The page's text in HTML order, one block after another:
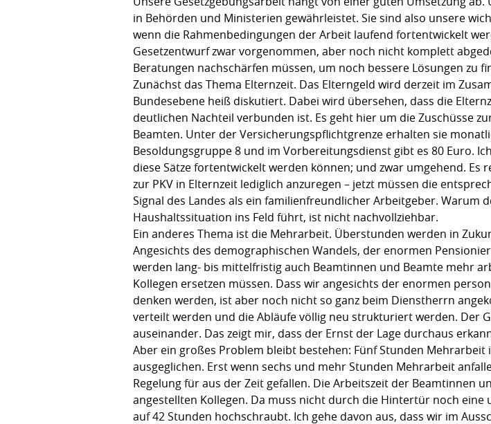
in Behörden und Ministerien gewährleistet. Sie sind also unsere
wenn die Rahmenbedingungen der Arbeit laufend fortentwickelt
Gesetzentwurf zwar vorgenommen, aber noch nicht komplett
Beratungen nachschärfen müssen, um noch bessere Lösungen zu
Zunächst das Thema Elternzeit. Das Elterngeld wird derzeit im
Bundesebene heiß diskutiert. Dabei wird übersehen, dass die
deutlichen Nachteil verbunden ist. Es geht hier um die Zuschüsse
Beamten. Unter der Versicherungspflichtgrenze erhalten sie
Besoldungsgruppe 8 und im Vorbereitungsdienst gibt es 80 Euro.
diese Sätze fortentwickelt werden können; und zwar umgehend.
zur PKV in Elternzeit lediglich anzuregen – jetzt müssen die
Signal des Landes als ein familienfreundlicher Arbeitgeber. Warum
Haushaltssituation ins Feld führt, ist nicht nachvollziehbar.
Ein anderes Thema ist die Mehrarbeit. Überstunden werden in
Angesichts des demographischen Wandels, der enormen
werden lang- bis mittelfristig auch Beamtinnen und Beamte mehr
Kollegen ersetzen müssen. Dass wir angesichts der enormen
denken werden, ist aber noch nicht so ganz beim Dienstherrn
verteilt werden und die Abläufe völlig neu strukturiert werden. Der
auseinander. Das zeigt mir, dass der Ernst der Lage durchaus
Aber ein großes Problem bleibt bestehen: Fünf Stunden
ausgeglichen. Erst wenn sechs und mehr Stunden Mehrarbeit
Regelung für aus der Zeit gefallen. Die Arbeitszeit der Beamtinnen
angestellten Kollegen. Da muss nicht durch die Hintertür noch
auf 42 Stunden hochschraubt. Ich gehe davon aus, dass wir im